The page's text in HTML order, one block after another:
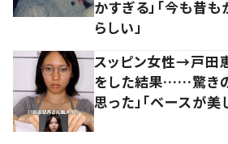
かすぎる」「今も昔も
らしい」
スッピン女性→戸田
をした結果……驚き
思った」「ベースが美し